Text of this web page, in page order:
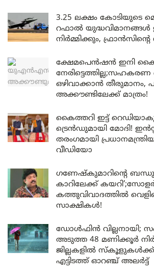
3.25 ലക്ഷം കോടിയുടെ
റഫാൽ യുദ്ധവിമാനങ്ങൾ
നിർമ്മിക്കും,
ക്ഷേമപെൻഷൻ ഇനി
ഒഴിവാക്കാൻ തീരുമാനം,
അക്കൗണ്ടിലേക്ക് മാത്രം!
കൈത്തറി ഇട്ട്
ട്രെൻഡുമായി മോദി!
തരംഗമായി
വീഡിയോ
ഗണേഷ്കുമാറിന്റെ
കാറിലേക്ക്
കത്തുവിവാദത്തിൽ
സാക്ഷികൾ!
ഡോൾഫിൻ വില്ലനായി;
അടുത്ത 48 മണിക്കൂർ
ജില്ലകളിൽ
എട്ടിടത്ത് ഓറഞ്ച് അലർട്ട്